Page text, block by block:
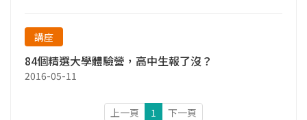
講座
84個精選大學體驗營，高中生報了沒？
2016-05-11
上一頁 1 下一頁